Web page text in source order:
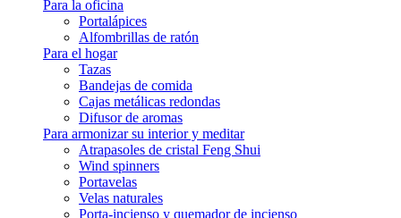
Para la oficina
Portalápices
Alfombrillas de ratón
Para el hogar
Tazas
Bandejas de comida
Cajas metálicas redondas
Difusor de aromas
Para armonizar su interior y meditar
Atrapasoles de cristal Feng Shui
Wind spinners
Portavelas
Velas naturales
Porta-incienso y quemador de incienso